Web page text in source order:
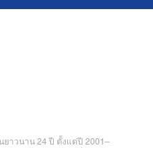
ยาวนาน 24 ปี ตั้งแต่ปี 2001–